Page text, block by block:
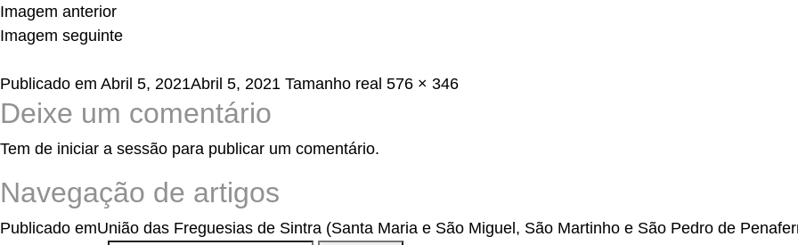
Imagem anterior
Imagem seguinte
Publicado em Abril 5, 2021Abril 5, 2021 Tamanho real 576 × 346
Deixe um comentário
Tem de iniciar a sessão para publicar um comentário.
Navegação de artigos
Publicado emUnião das Freguesias de Sintra (Santa Maria e São Miguel, São Martinho e São Pedro de